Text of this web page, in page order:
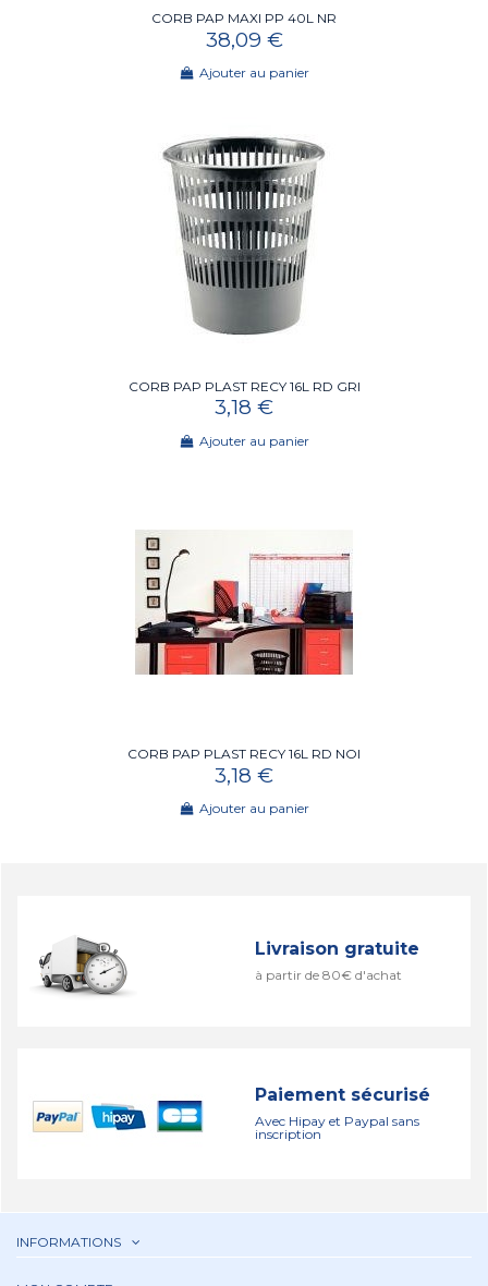
CORB PAP MAXI PP 40L NR
38,09 €
Ajouter au panier
CORB PAP PLAST RECY 16L RD GRI
3,18 €
Ajouter au panier
CORB PAP PLAST RECY 16L RD NOI
3,18 €
Ajouter au panier
Livraison gratuite
à partir de 80€ d'achat
Paiement sécurisé
Avec Hipay et Paypal sans
inscription
INFORMATIONS